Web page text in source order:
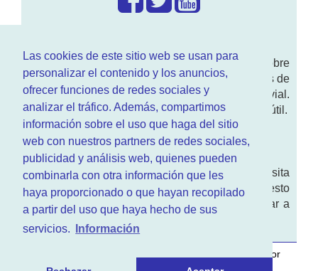
Las cookies de este sitio web se usan para
personalizar el contenido y los anuncios,
ofrecer funciones de redes sociales y
analizar el tráfico. Además, compartimos
información sobre el uso que haga del sitio
web con nuestros partners de redes sociales,
publicidad y análisis web, quienes pueden
combinarla con otra información que les
haya proporcionado o que hayan recopilado
a partir del uso que haya hecho de sus
servicios.
Información
Enwww.RenovarCarnet.comTe contamos sobre
larenovación del permisode conducir, noticias de
actualidad motor y sobre todo seguridad vial.
Ademas tenemos todo tipo de información DGT útil.
¿Quienes somos?
Quieres saber quien mantiene la pagina, visita
nuestrasección de contacto. Aquí tienes nuesto
aviso legal
. Basicamente no queremos engañar a
nadie.
por